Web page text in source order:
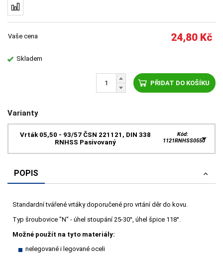
Vaše cena 24,80 Kč
Skladem
PŘIDAT DO KOŠÍKU
Varianty
Vrták 05,50 - 93/57 ČSN 221121, DIN 338
RNHSS Pasivovaný
Kód:
1121RNHSS0550
POPIS
Standardní tvářené vrtáky doporučené pro vrtání děr do kovu.
Typ šroubovice "N" - úhel stoupání 25-30°, úhel špice 118°.
Možné použít na tyto materiály:
nelegované i legované oceli